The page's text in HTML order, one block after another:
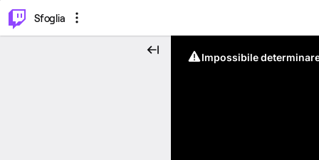
Sfoglia
Impossibile